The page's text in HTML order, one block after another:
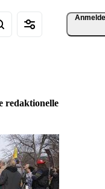
redaktionelle